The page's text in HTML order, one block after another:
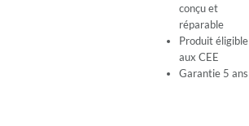
conçu et
réparable
Produit éligible
aux CEE
Garantie 5 ans